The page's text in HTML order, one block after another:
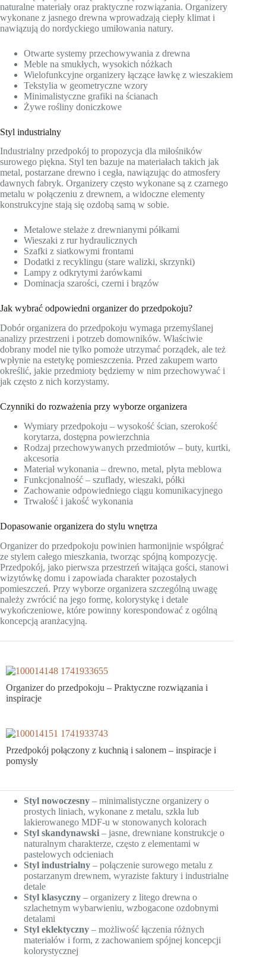
naturalne materiały oraz praktyczne rozwiązania. Organizery
wykonane z jasnego drewna wprowadzają ciepły klimat i
nawiązują do nordyckiego umiłowania natury.
Otwarte systemy przechowywania z drewna
Meble na smukłych, wysokich nóżkach
Wielofunkcyjne organizery łączące ławkę z wieszakiem
Tekstylia w geometryczne wzory
Minimalistyczne grafiki na ścianach
Żywe rośliny doniczkowe
Styl industrialny
Industrialny przedpokój to propozycja dla miłośników
surowego piękna. Styl ten bazuje na materiałach takich jak
metal, postarzane drewno i cegła, nawiązując do atmosfery
dawnych fabryk. Organizery często wykonane są z czarnego
metalu w połączeniu z drewnem, a widoczne elementy
konstrukcyjne stają się ozdobą samą w sobie.
Metalowe stelaże z drewnianymi półkami
Wieszaki z rur hydraulicznych
Szafki z siatkowymi frontami
Dodatki z recyklingu (stare walizki, skrzynki)
Lampy z odkrytymi żarówkami
Dominacja szarości, czerni i brązów
Jak wybrać odpowiedni organizer do przedpokoju?
Dobór organizera do przedpokoju wymaga przemyślanej
analizy przestrzeni i potrzeb domowników. Właściwie
dobrany model nie tylko pomoże utrzymać porządek, ale też
wpłynie na estetykę pomieszczenia. Przed zakupem warto
określić, jakie przedmioty będziemy w nim przechowywać i
jak często z nich korzystamy.
Czynniki do rozważenia przy wyborze organizera
Wymiary przedpokoju – wysokość ścian, szerokość
korytarza, dostępna powierzchnia
Rodzaj przechowywanych przedmiotów – buty, kurtki,
akcesoria
Materiał wykonania – drewno, metal, płyta meblowa
Funkcjonalność – szuflady, wieszaki, półki
Zachowanie odpowiedniego ciągu komunikacyjnego
Trwałość i jakość wykonania
Dopasowanie organizera do stylu wnętrza
Organizer do przedpokoju powinien harmonijnie współgrać
ze stylem całego mieszkania, tworząc spójną kompozycję.
Przedpokój, jako pierwsza przestrzeń witająca gości, stanowi
wizytówkę domu i zapowiada charakter pozostałych
pomieszczeń. Przy wyborze organizera szczególną uwagę
należy zwrócić na jego formę, kolorystykę i detale
wykończeniowe, które powinny korespondować z ogólną
koncepcją aranżacyjną.
Organizer do przedpokoju – Praktyczne rozwiązania i
inspiracje
Przedpokój połączony z kuchnią i salonem – inspiracje i
pomysły
Styl nowoczesny – minimalistyczne organizery o
prostych liniach, wykonane z metalu, szkła lub
lakierowanego MDF-u w stonowanych kolorach
Styl skandynawski – jasne, drewniane konstrukcje o
naturalnym charakterze, często z elementami w
pastelowych odcieniach
Styl industrialny – połączenie surowego metalu z
postarzanym drewnem, wyraziste faktury i industrialne
detale
Styl klasyczny – organizery z litego drewna o
szlachetnym wybarwieniu, wzbogacone ozdobnymi
detalami
Styl eklektyczny – możliwość łączenia różnych
materiałów i form, z zachowaniem spójnej koncepcji
kolorystycznej